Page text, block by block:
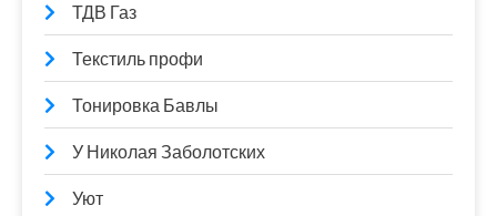
ТДВ Газ
Текстиль профи
Тонировка Бавлы
У Николая Заболотских
Уют